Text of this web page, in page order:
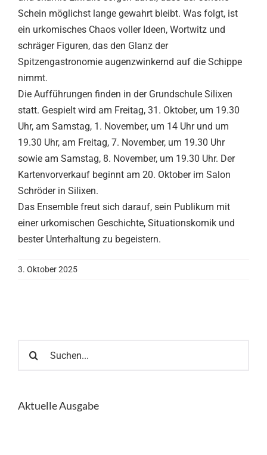
Schein möglichst lange gewahrt bleibt. Was folgt, ist
ein urkomisches Chaos voller Ideen, Wortwitz und
schräger Figuren, das den Glanz der
Spitzengastronomie augenzwinkernd auf die Schippe
nimmt.
Die Aufführungen finden in der Grundschule Silixen
statt. Gespielt wird am Freitag, 31. Oktober, um 19.30
Uhr, am Samstag, 1. November, um 14 Uhr und um
19.30 Uhr, am Freitag, 7. November, um 19.30 Uhr
sowie am Samstag, 8. November, um 19.30 Uhr. Der
Kartenvorverkauf beginnt am 20. Oktober im Salon
Schröder in Silixen.
Das Ensemble freut sich darauf, sein Publikum mit
einer urkomischen Geschichte, Situationskomik und
bester Unterhaltung zu begeistern.
3. Oktober 2025
nach:
Aktuelle Ausgabe